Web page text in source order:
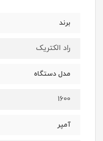
برند
راد الکتریک
مدل دستگاه
1600
آمپر